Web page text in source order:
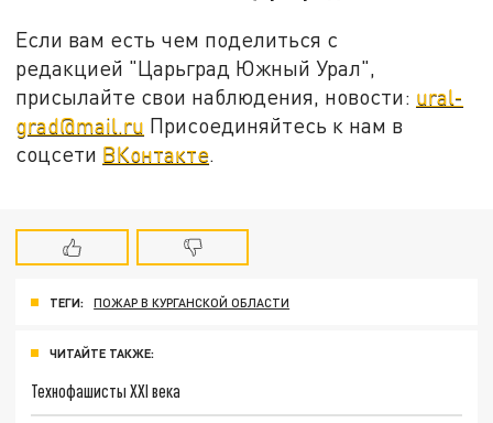
Если вам есть чем поделиться с
редакцией "Царьград Южный Урал",
присылайте свои наблюдения, новости: ural-
grad@mail.ru Присоединяйтесь к нам в
соцсети ВКонтакте.
ТЕГИ: ПОЖАР В КУРГАНСКОЙ ОБЛАСТИ
ЧИТАЙТЕ ТАКЖЕ:
Технофашисты XXI века